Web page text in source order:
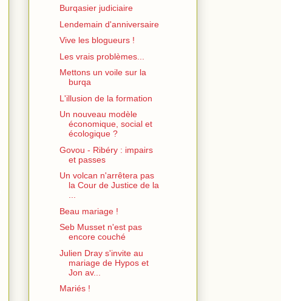
Burqasier judiciaire
Lendemain d'anniversaire
Vive les blogueurs !
Les vrais problèmes...
Mettons un voile sur la
burqa
L'illusion de la formation
Un nouveau modèle
économique, social et
écologique ?
Govou - Ribéry : impairs
et passes
Un volcan n'arrêtera pas
la Cour de Justice de la
...
Beau mariage !
Seb Musset n'est pas
encore couché
Julien Dray s'invite au
mariage de Hypos et
Jon av...
Mariés !